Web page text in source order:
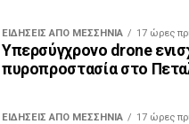
ΕΙΔΉΣΕΙΣ ΑΠΟ ΜΕΣΣΗΝΊΑ 17 ώρες
Υπερσύγχρονο drone
πυροπροστασία στο
ΕΙΔΉΣΕΙΣ ΑΠΟ ΜΕΣΣΗΝΊΑ 17 ώρες